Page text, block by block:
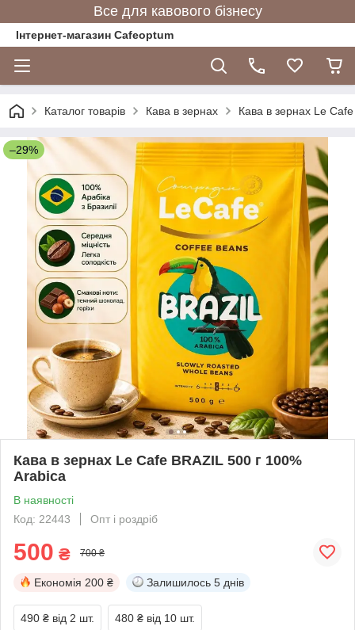
Все для кавового бізнесу
Інтернет-магазин Cafeoptum
Каталог товарів Кава в зернах Кава в зернах Le
–29%
Кава в зернах Le Cafe BRAZIL 500 г 100%
Arabica
В наявності
Код: 22443
Опт і роздріб
500 ₴ 700 ₴
Економія 200 ₴ Залишилось 5 днів
490 ₴ від 2 шт. 480 ₴ від 10 шт.